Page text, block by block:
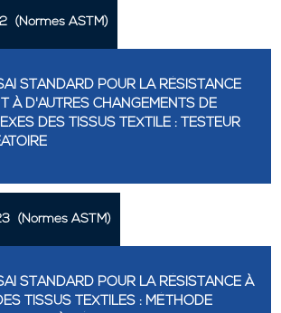
(Normes ASTM)
STANDARD POUR LA RÉSISTANCE
À D'AUTRES CHANGEMENTS DE
DES TISSUS TEXTILE : TESTEUR
(Normes ASTM)
STANDARD POUR LA RÉSISTANCE À
TISSUS TEXTILES : MÉTHODE